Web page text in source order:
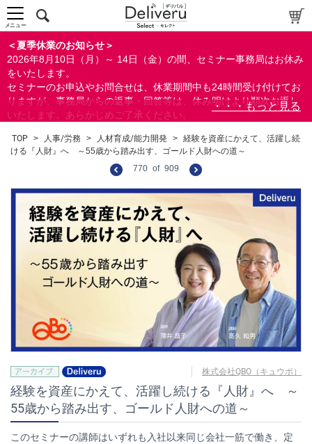
＜夏季休業のお知らせ＞
2026年8月10日（月）～ 14日（金）の間、セミナー事務局はお休み
をいたします。
セミナーのお申込やお問合せは、休業期間中も24時間受け付けてお
りますが、事務局からの返事・回答等は、休み明けより順次お返し
いたします。あらかじめご了承ください。
ができます。
メニュー
TOP > 人事/労務 > 人材育成/能力開発 > 経験を資産にかえて、活躍し続
ける『人財』へ ～55歳から踏み出す、ゴールド人財への道～
770 of 909
株式会社QBO（キュウボ）
経験を資産にかえて、活躍し続ける『人財』へ ～
55歳から踏み出す、ゴールド人財への道～
このセミナーの講師はいずれも入社以来同じ会社一筋で働き、定